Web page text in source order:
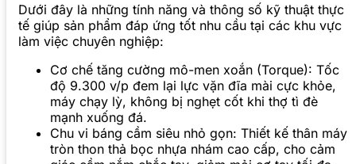
Dưới đây là những tính năng và thông số kỹ thuật thực
tế giúp sản phẩm đáp ứng tốt nhu cầu tại các khu vực
làm việc chuyên nghiệp:
Cơ chế tăng cường mô-men xoắn (Torque): Tốc
độ 9.300 v/p đem lại lực vặn đĩa mài cực khỏe,
máy chạy lỳ, không bị nghẹt cốt khi thợ tì đè
mạnh xuống đá.
Chu vi báng cầm siêu nhỏ gọn: Thiết kế thân máy
tròn thon thả bọc nhựa nhám cao cấp, cho cảm